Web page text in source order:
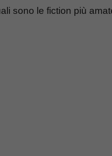
sono le fiction più